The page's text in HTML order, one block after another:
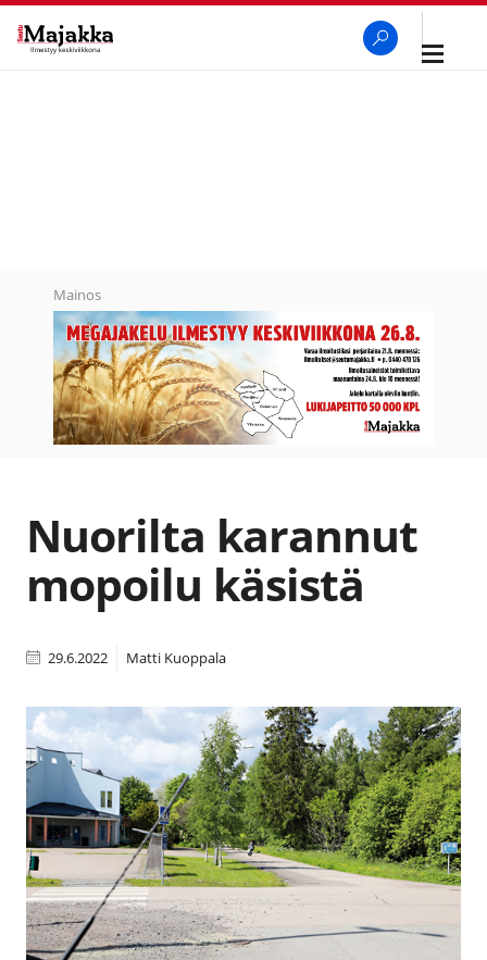
Avaa
Mainos
Nuorilta karannut
mopoilu käsistä
29.6.2022 Matti Kuoppala